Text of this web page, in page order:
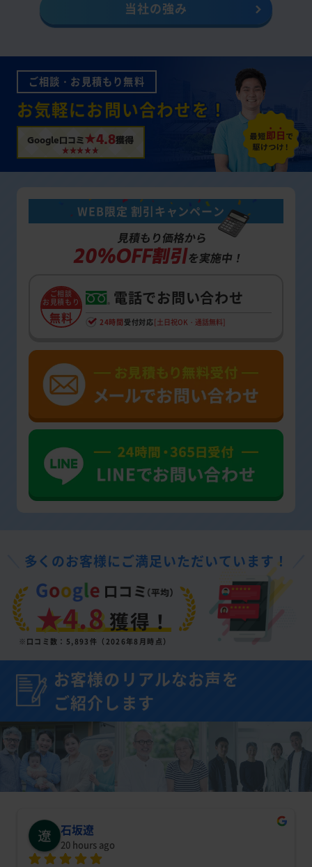
当社の強み
ご相談・お見積もり無料
お気軽にお問い合わせを！
Google口コミ ★4.8獲得
WEB限定 割引キャンペーン
見積もり価格から
20%OFF割引を実施中！
ご相談
お見積もり
無料
電話でお問い合わせ
24時間 受付対応 [土日祝OK・通話無料]
多くのお客様にご満足いただいています！
★4.8獲得！
※口コミ数：5,893件（2026年8月時点）
お客様のリアルなお声を
ご紹介します
石坂遼
20 hours ago